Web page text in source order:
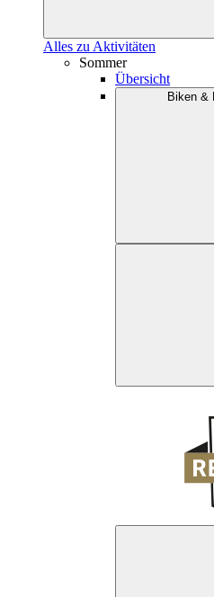
Alles zu Aktivitäten
Sommer
Übersicht
Biken &